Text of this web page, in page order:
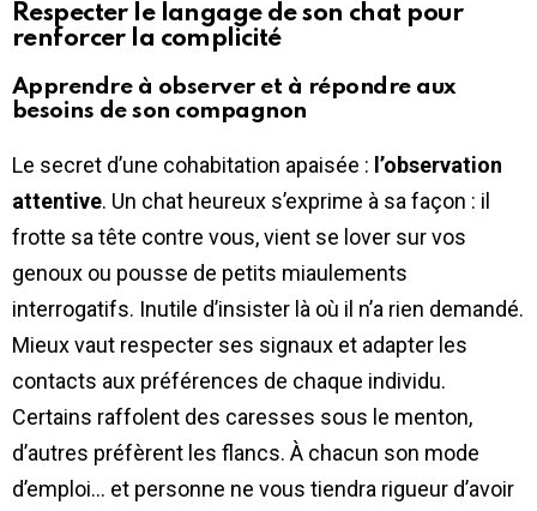
Respecter le langage de son chat pour
renforcer la complicité
Apprendre à observer et à répondre aux
besoins de son compagnon
Le secret d’une cohabitation apaisée : l’observation
attentive. Un chat heureux s’exprime à sa façon : il
frotte sa tête contre vous, vient se lover sur vos
genoux ou pousse de petits miaulements
interrogatifs. Inutile d’insister là où il n’a rien demandé.
Mieux vaut respecter ses signaux et adapter les
contacts aux préférences de chaque individu.
Certains raffolent des caresses sous le menton,
d’autres préfèrent les flancs. À chacun son mode
d’emploi… et personne ne vous tiendra rigueur d’avoir